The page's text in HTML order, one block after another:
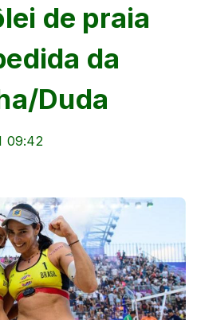
de praia
da
Duda
09:42